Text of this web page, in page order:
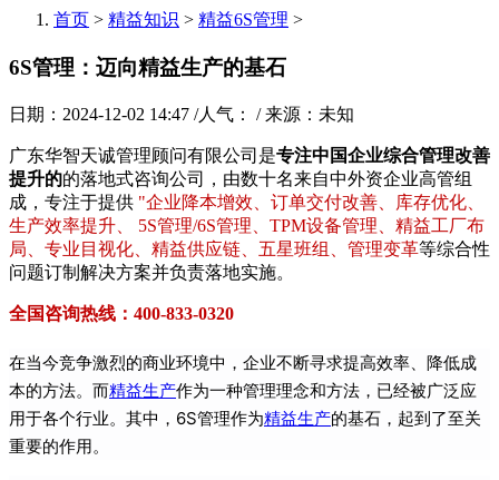
首页 > 精益知识 > 精益6S管理 >
6S管理：迈向精益生产的基石
日期：2024-12-02 14:47 /人气： / 来源：未知
广东华智天诚管理顾问有限公司是专注中国企业综合管理改善
提升的的落地式咨询公司，由数十名来自中外资企业高管组
成，专注于提供 "企业降本增效、订单交付改善、库存优化、
生产效率提升、 5S管理/6S管理、TPM设备管理、精益工厂布
局、专业目视化、精益供应链、五星班组、管理变革等综合性
问题订制解决方案并负责落地实施。
全国咨询热线：400-833-0320
在当今竞争激烈的商业环境中，企业不断寻求提高效率、降低成
本的方法。而精益生产作为一种管理理念和方法，已经被广泛应
用于各个行业。其中，6S管理作为精益生产的基石，起到了至关
重要的作用。